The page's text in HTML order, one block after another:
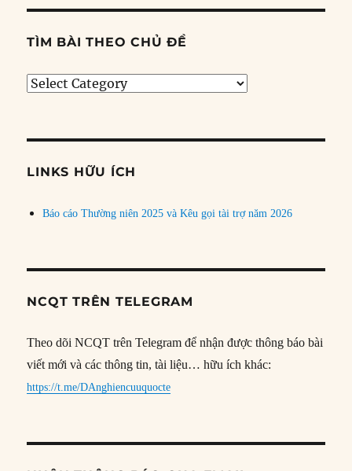
TÌM BÀI THEO CHỦ ĐỀ
Tìm
đề
LINKS HỮU ÍCH
Báo cáo Thường niên 2025 và Kêu gọi tài trợ năm 2026
NCQT TRÊN TELEGRAM
Theo dõi NCQT trên Telegram để nhận được thông báo bài
viết mới và các thông tin, tài liệu… hữu ích khác:
https://t.me/DAnghiencuuquocte